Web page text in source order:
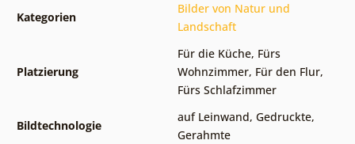
Kategorien
Bilder von Natur und
Landschaft
Platzierung
Für die Küche, Fürs
Wohnzimmer, Für den Flur,
Fürs Schlafzimmer
Bildtechnologie
auf Leinwand, Gedruckte,
Gerahmte